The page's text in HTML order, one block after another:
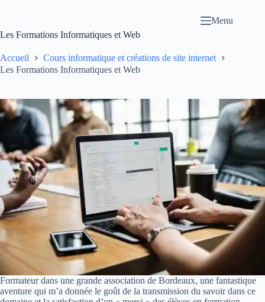
Menu
Les Formations Informatiques et Web
Accueil
Cours informatique et créations de site internet
Les Formations Informatiques et Web
Formateur dans une grande association de Bordeaux, une fantastique
aventure qui m’a donnée le goût de la transmission du savoir dans ce